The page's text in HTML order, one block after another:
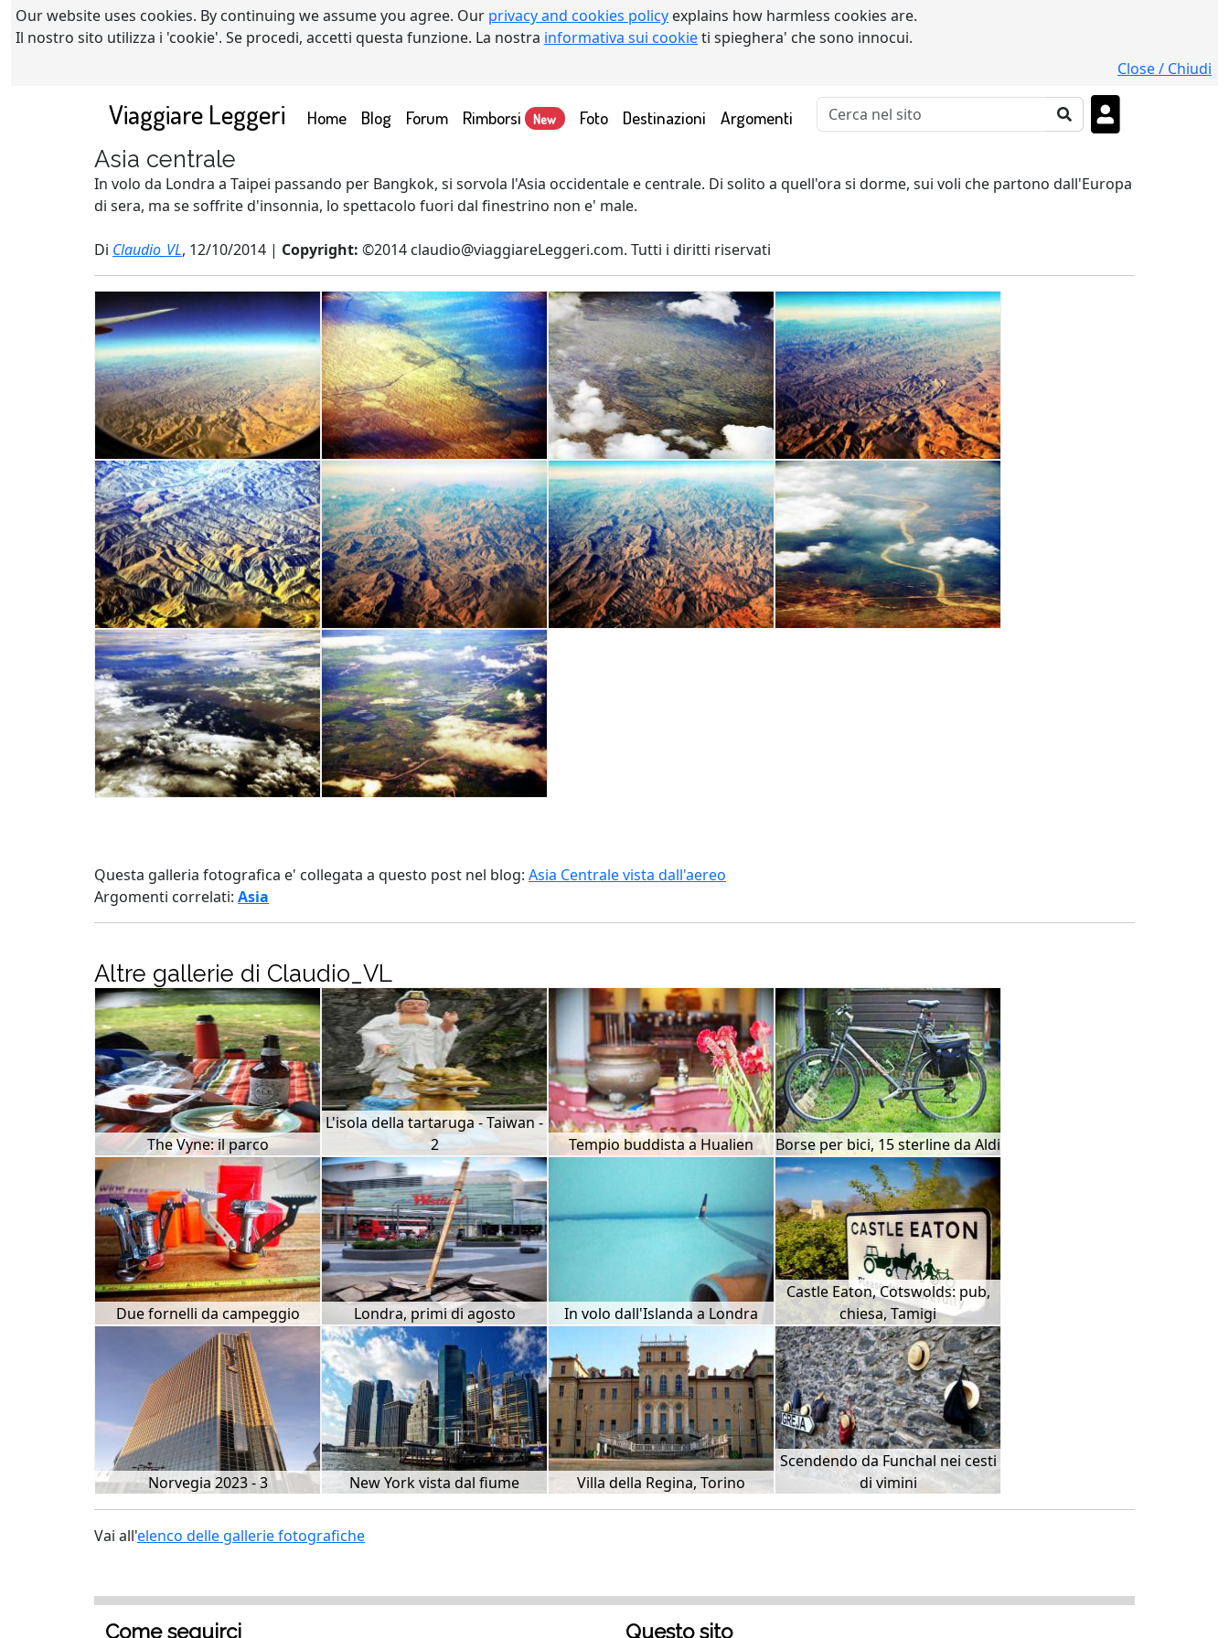
Our website uses cookies. By continuing we assume you agree. Our privacy and cookies policy explains how harmless cookies are.
Il nostro sito utilizza i 'cookie'. Se procedi, accetti questa funzione. La nostra informativa sui cookieti spieghera' che sono innocui.
Close / Chiudi
Viaggiare Leggeri Home(current)
Blog Forum Rimborsi New Foto Destinazioni Argomenti
Asia centrale
In volo da Londra a Taipei passando per Bangkok, si sorvola l'Asia occidentale e centrale. Di solito a quell'ora si dorme, sui voli che partono dall'Europa
di sera, ma se soffrite d'insonnia, lo spettacolo fuori dal finestrino non e' male.
Di Claudio_VL, 12/10/2014 | Copyright: ©2014 claudio@viaggiareLeggeri.com. Tutti i diritti riservati
Questa galleria fotografica e' collegata a questo post nel blog: Asia Centrale vista dall'aereo
Argomenti correlati: Asia
Altre gallerie di Claudio_VL
The Vyne: il parco
L'isola della tartaruga - Taiwan -
2
Tempio buddista a Hualien Borse per bici, 15 sterline da Aldi
Due fornelli da campeggio Londra, primi di agosto In volo dall'Islanda a Londra
Castle Eaton, Cotswolds: pub,
chiesa, Tamigi
Norvegia 2023 - 3 New York vista dal fiume Villa della Regina, Torino
Scendendo da Funchal nei cesti
di vimini
Vai all'elenco delle gallerie fotografiche
Come seguirci Questo sito